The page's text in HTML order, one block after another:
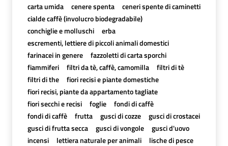
carta umida
cenere spenta
ceneri spente di caminetti
cialde caffè (involucro biodegradabile)
conchiglie e molluschi
erba
escrementi, lettiere di piccoli animali domestici
farinacei in genere
fazzoletti di carta sporchi
fiammiferi
filtri da tè, caffè, camomilla
filtri di tè
filtri di the
fiori recisi e piante domestiche
fiori recisi, piante da appartamento tagliate
fiori secchi e recisi
foglie
fondi di caffè
fondi di caffè
frutta gusci di cozze
gusci di crostacei
gusci di frutta secca
gusci di vongole
gusci d'uovo
incensi
lettiera naturale per animali
lische di pesce